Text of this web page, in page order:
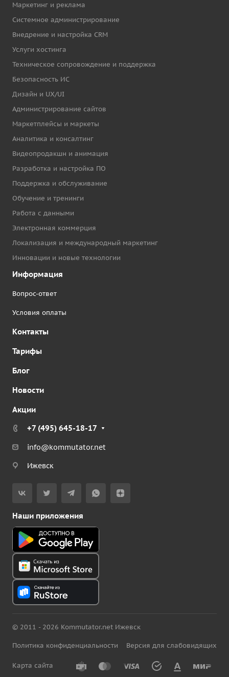
Маркетинг и реклама
Системное администрирование
Внедрение и настройка CRM
Услуги хостинга
Техническое сопровождение и поддержка
Безопасность ИС
Дизайн и UX/UI
Администрирование сайтов
Маркетплейсы и маркеты
Аналитика и консалтинг
Видеопродакшн и анимация
Разработка и настройка ПО
Поддержка и обслуживание
Обучение и тренинги
Работа с данными
Электронная коммерция
Локализация и международный маркетинг
Инновации и новые технологии
Информация
Вопрос-ответ
Условия оплаты
Контакты
Тарифы
Блог
Новости
Акции
+7 (495) 645-18-17
info@kommutator.net
Ижевск
Наши приложения
© 2011 - 2026 Kommutator.net Ижевск
Политика конфиденциальности Версия для слабовидящих
Карта сайта